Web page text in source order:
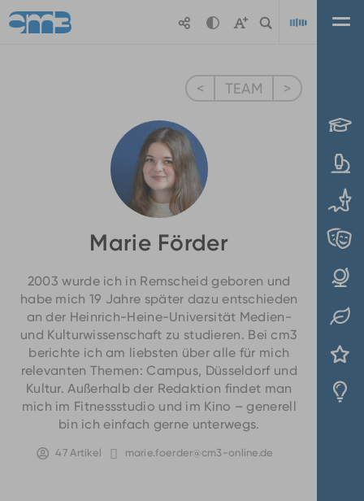
< TEAM >
Marie Förder
2003 wurde ich in Remscheid geboren und
habe mich 19 Jahre später dazu entschieden
an der Heinrich-Heine-Universität Medien-
und Kulturwissenschaft zu studieren. Bei cm3
berichte ich am liebsten über alle für mich
relevanten Themen: Campus, Düsseldorf und
Kultur. Außerhalb der Redaktion findet man
mich im Fitnessstudio und im Kino – generell
bin ich einfach gerne unterwegs.
47 Artikel marie.foerder@cm3-online.de